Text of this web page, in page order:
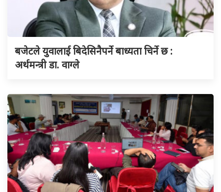
बजेटले युवालाई बिदेसिनैपर्ने बाध्यता चिर्ने छ :
अर्थमन्त्री डा. वाग्ले